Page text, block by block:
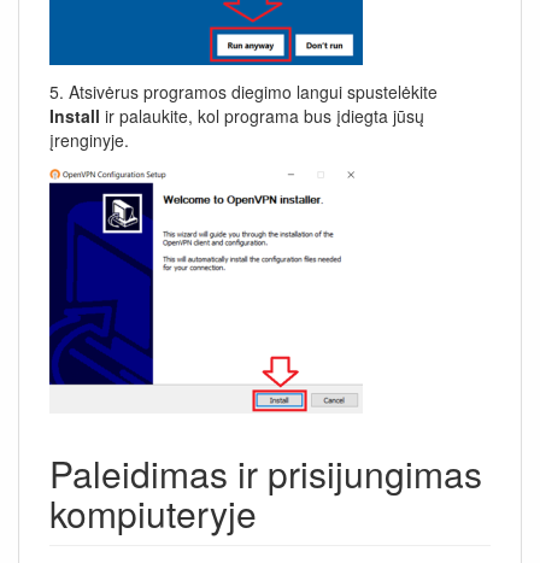
5. Atsivėrus programos diegimo langui spustelėkite
Install ir palaukite, kol programa bus įdiegta jūsų
įrenginyje.
Paleidimas ir prisijungimas
kompiuteryje